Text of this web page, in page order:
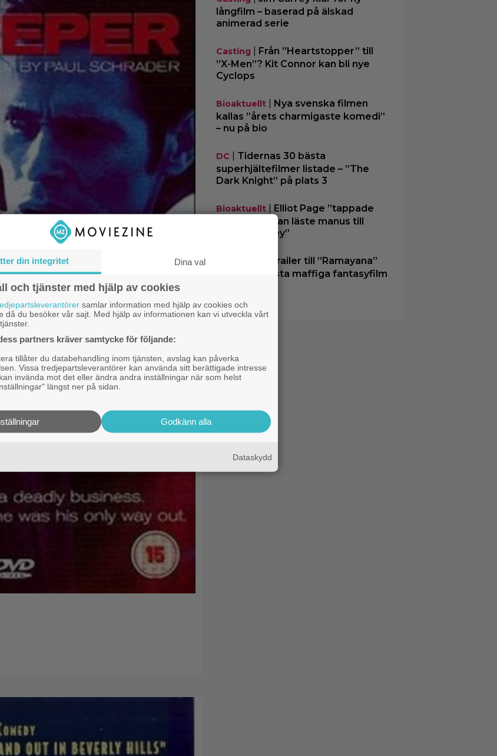
långfilm – baserad på älskad
animerad serie
Casting
Från ”Heartstopper” till
”X-Men”? Kit Connor kan bli nye
Cyclops
Bioaktuellt| Nya svenska filmen
kallas ”årets charmigaste komedi”
– nu på bio
DC
Tidernas 30 bästa
superhjältefilmer listade – ”The
Dark Knight” på plats 3
Bioaktuellt| Elliot Page ”tappade
andan” när han läste manus till
”The Odyssey”
Ny trailer till ”Ramayana”
visar upp nästa maffiga fantasyfilm
din integritet Dina val
och tjänster med hjälp av cookies
samlar information med hjälp av cookies och
då du besöker vår sajt. Med hjälp av informationen kan vi utveckla vårt
partners kräver samtycke för följande:
tillåter du databehandling inom tjänsten, avslag kan påverka
Vissa tredjepartsleverantörer kan använda sitt berättigade intresse
invända mot det eller ändra andra inställningar när som helst
längst ner på sidan.
Godkänn alla
Dataskydd